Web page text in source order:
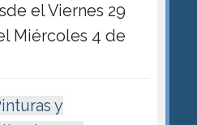
el Viernes 29
Miércoles 4 de
y